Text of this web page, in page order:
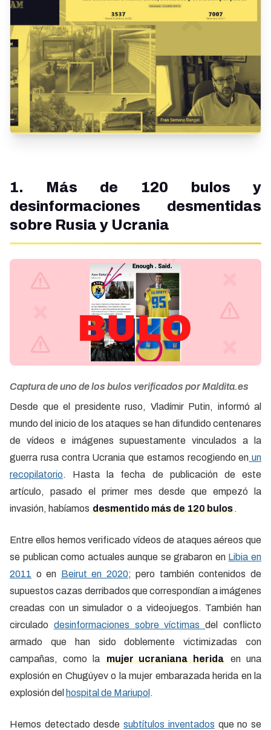
1. Más de 120 bulos y
desinformaciones desmentidas
sobre Rusia y Ucrania
Captura de uno de los bulos verificados por Maldita.es
Desde que el presidente ruso, Vladímir Putin, informó al
mundo del inicio de los ataques se han difundido centenares
de vídeos e imágenes supuestamente vinculados a la
guerra rusa contra Ucrania que estamos recogiendo en un
recopilatorio. Hasta la fecha de publicación de este
artículo, pasado el primer mes desde que empezó la
invasión, habíamos desmentido más de 120 bulos .
Entre ellos hemos verificado vídeos de ataques aéreos que
se publican como actuales aunque se grabaron en Libia en
2011 o en Beirut en 2020; pero también contenidos de
supuestos cazas derribados que correspondían a imágenes
creadas con un simulador o a videojuegos. También han
circulado desinformaciones sobre víctimasdel conflicto
armado que han sido doblemente victimizadas con
campañas, como la
mujer ucraniana herida
en una
explosión en Chugúyev o la mujer embarazada herida en la
explosión del hospital de Mariupol .
Hemos detectado desdesubtítulos inventados que no se